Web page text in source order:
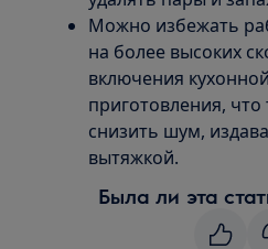
Можно избежать
на более высоких
включения
приготовления,
снизить шум,
вытяжкой.
Была ли эта